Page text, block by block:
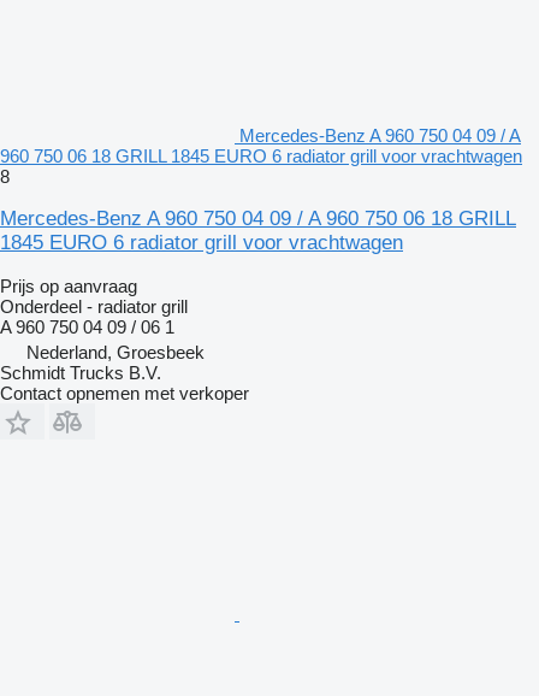
Mercedes-Benz A 960 750 04 09 / A
960 750 06 18 GRILL 1845 EURO 6 radiator grill voor vrachtwagen
8
Mercedes-Benz A 960 750 04 09 / A 960 750 06 18 GRILL
1845 EURO 6 radiator grill voor vrachtwagen
Prijs op aanvraag
Onderdeel - radiator grill
A 960 750 04 09 / 06 1
Nederland, Groesbeek
Schmidt Trucks B.V.
Contact opnemen met verkoper